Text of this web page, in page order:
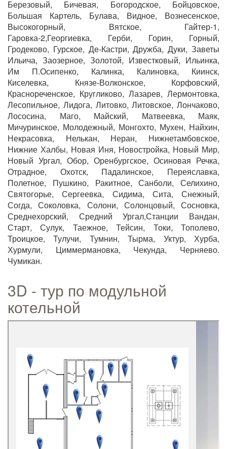
Березовый, Бичевая, Богородское, Бойцовское,
Большая Картель, Булава, Видное, Вознесенское,
Высокогорный, Вятское, Гайтер-1,
Гаровка-2,Георгиевка, Герби, Горин, Горный,
Гродеково, Гурское, Де-Кастри, Дружба, Дуки, Заветы
Ильича, Заозерное, Золотой, Известковый, Ильинка,
Им П.Осипенко, Калинка, Калиновка, Киинск,
Киселевка, Князе-Волконское, Корфовский,
Краснореченское, Кругликово, Лазарев, Лермонтовка,
Лесопильное, Лидога, Литовко, Литовское, Лончаково,
Лососина, Маго, Майский, Матвеевка, Маяк,
Мичуринское, Молодежный, Монгохто, Мухен, Найхин,
Некрасовка, Нелькан, Неран, Нижнетамбовское,
Нижние Халбы, Новая Иня, Новостройка, Новый Мир,
Новый Ургал, Обор, Оренбургское, Осиновая Речка,
Отрадное, Охотск, Падалинское, Переяславка,
Полетное, Пушкино, Ракитное, Санболи, Селихино,
Святогорье, Сергеевка, Сидима, Сита, Снежный,
Согда, Соколовка, Солони, Солонцовый, Сосновка,
Среднехорский, Средний Ургал,Станции Вандан,
Старт, Сулук, Таежное, Тейсин, Токи, Тополево,
Троицкое, Тулучи, Тумнин, Тырма, Уктур, Хурба,
Хурмули, Циммермановка, Чекунда, Черняево.
Чумикан.
3D - тур по модульной
котельной